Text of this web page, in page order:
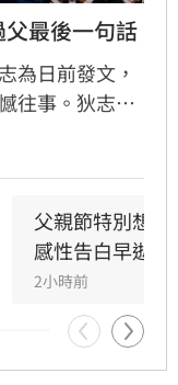
最後一句話
為日前發文，
往事。狄志為
處時間極少，
，當年陪病重
電話而忽視了
處，父親回房
為他20年來心
電話晚點接沒
再也無法挽
父親節特別想
感性告白早逝父
2小時前